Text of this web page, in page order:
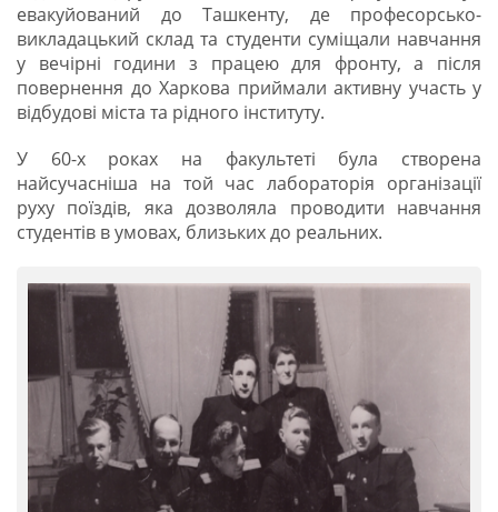
евакуйований до Ташкенту, де професорсько-
викладацький склад та студенти суміщали навчання
у вечірні години з працею для фронту, а після
повернення до Харкова приймали активну участь у
відбудові міста та рідного інституту.
У 60-х роках на факультеті була створена
найсучасніша на той час лабораторія організації
руху поїздів, яка дозволяла проводити навчання
студентів в умовах, близьких до реальних.